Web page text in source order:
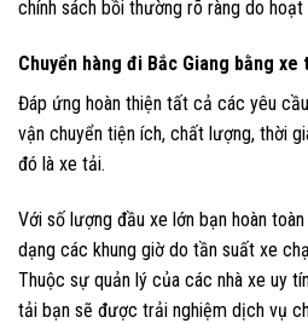
chính sách bồi thường rõ ràng do
Chuyển hàng đi Bắc Giang bằng xe
Đáp ứng hoàn thiện tất cả các yêu
vận chuyển tiện ích, chất lượng, thời
đó là xe tải.
Với số lượng đầu xe lớn bạn hoàn
dạng các khung giờ do tần suất xe
Thuộc sự quản lý của các nhà xe uy
tải bạn sẽ được trải nghiệm dịch vụ